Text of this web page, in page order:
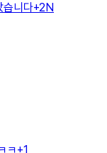
습니다+2 N
ㅋ+1